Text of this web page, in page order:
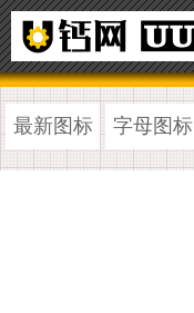
最新图标 字母图标